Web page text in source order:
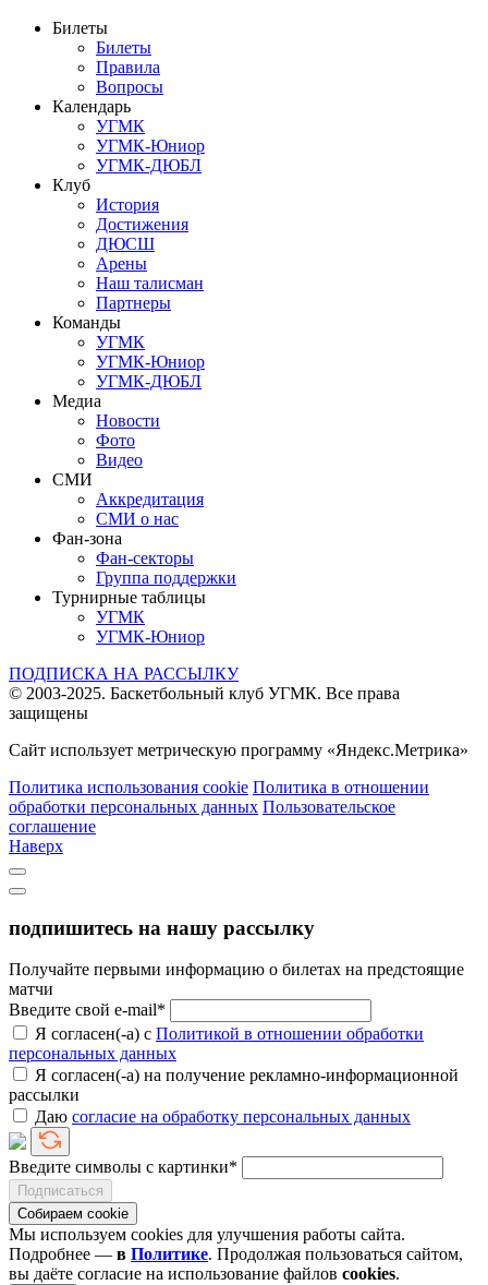
Билеты
Билеты
Правила
Вопросы
Календарь
УГМК
УГМК-Юниор
УГМК-ДЮБЛ
Клуб
История
Достижения
ДЮСШ
Арены
Наш талисман
Партнеры
Команды
УГМК
УГМК-Юниор
УГМК-ДЮБЛ
Медиа
Новости
Фото
Видео
СМИ
Аккредитация
СМИ о нас
Фан-зона
Фан-секторы
Группа поддержки
Турнирные таблицы
УГМК
УГМК-Юниор
ПОДПИСКА НА РАССЫЛКУ
© 2003-2025. Баскетбольный клуб УГМК. Все права
защищены
Сайт использует метрическую программу «Яндекс.Метрика»
Политика использования cookie Политика в отношении
обработки персональных данных Пользовательское
соглашение
Наверх
подпишитесь на нашу рассылку
Получайте первыми информацию о билетах на предстоящие
матчи
Введите свой e-mail*
Я согласен(-а) с Политикой в отношении обработки
персональных данных
Я согласен(-а) на получение рекламно-информационной
рассылки
Даю согласие на обработку персональных данных
Введите символы с картинки*
Подписаться
Собираем cookie
Мы используем cookies для улучшения работы сайта.
Подробнее — в Политике. Продолжая пользоваться сайтом,
вы даёте согласие на использование файлов cookies.